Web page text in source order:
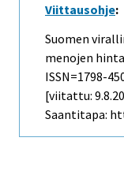
Viittausohje:
Suomen
menojen
ISSN=1798-
[viitattu:
Saantitapa: